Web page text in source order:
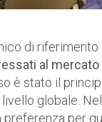
di riferimento
al mercato
è stato il
globale.
per